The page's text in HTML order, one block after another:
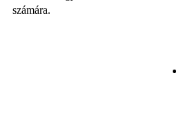
számára.